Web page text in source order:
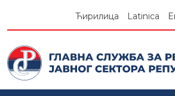
Ћирилица Latinica